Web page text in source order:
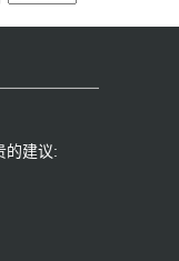
的建议:​